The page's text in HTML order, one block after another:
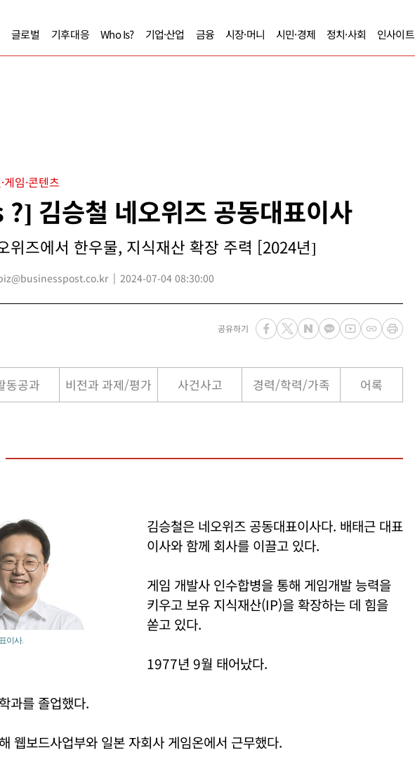
글로벌 기후대응 Who Is? 기업·산업 금융 시장·머니 시민·경제 정치·사회 인사이트
임·콘텐츠
김승철 네오위즈 공동대표이사
위즈에서 한우물, 지식재산 확장 주력 [2024년]
2024-07-04 08:30:00
공유하기
동공과 비전과 과제/평가 사건사고 경력/학력/가족 어록
이사.
김승철은 네오위즈 공동대표이사다. 배태근 대표
이사와 함께 회사를 이끌고 있다.
게임 개발사 인수합병을 통해 게임개발 능력을
키우고 보유 지식재산(IP)을 확장하는 데 힘을
쏟고 있다.
1977년 9월 태어났다.
과를 졸업했다.
웹보드사업부와 일본 자회사 게임온에서 근무했다.